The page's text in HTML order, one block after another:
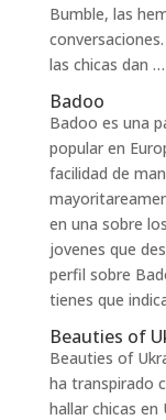
Bumble, las
las chicas dan …
Badoo
Badoo es una
popular en
facilidad de
en una sobre
jovenes que
perfil sobre
tienes que
Beauties of
Beauties of
ha transpirado
hallar chicas en